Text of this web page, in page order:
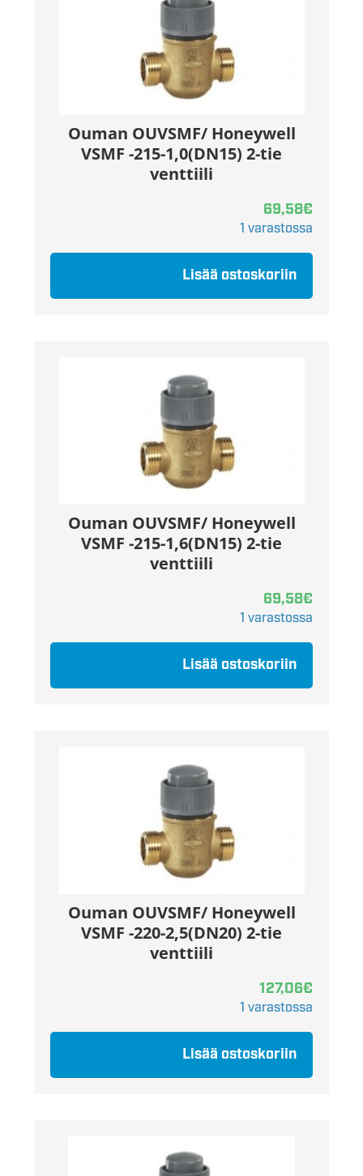
Ouman OUVSMF/ Honeywell
VSMF -215-1,0(DN15) 2-tie
venttiili
69,58€
1 varastossa
Lisää ostoskoriin
Ouman OUVSMF/ Honeywell
VSMF -215-1,6(DN15) 2-tie
venttiili
69,58€
1 varastossa
Lisää ostoskoriin
Ouman OUVSMF/ Honeywell
VSMF -220-2,5(DN20) 2-tie
venttiili
127,06€
1 varastossa
Lisää ostoskoriin